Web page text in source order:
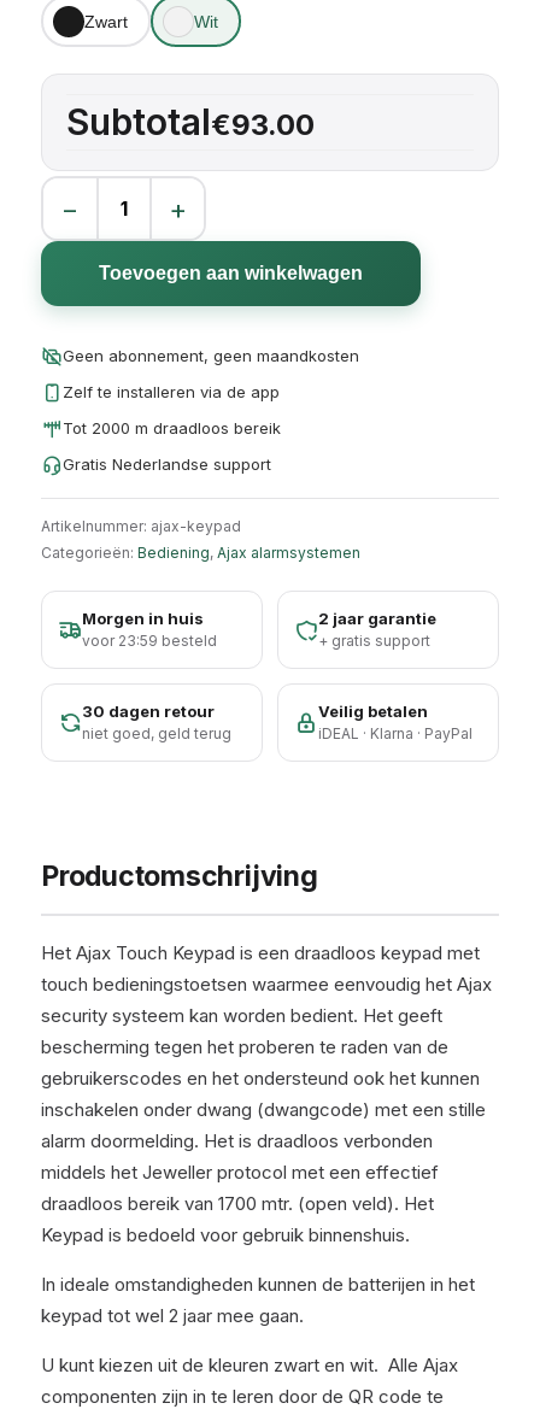
Zwart Wit
Subtotal€93.00
−
AJAX Keypad aantal
+
Toevoegen aan winkelwagen
Geen abonnement, geen maandkosten
Zelf te installeren via de app
Tot 2000 m draadloos bereik
Gratis Nederlandse support
Artikelnummer: ajax-keypad
Categorieën: Bediening, Ajax alarmsystemen
Morgen in huis
voor 23:59 besteld
2 jaar garantie
+ gratis support
30 dagen retour
niet goed, geld terug
Veilig betalen
iDEAL · Klarna · PayPal
Productomschrijving
Het Ajax Touch Keypad is een draadloos keypad met
touch bedieningstoetsen waarmee eenvoudig het Ajax
security systeem kan worden bedient. Het geeft
bescherming tegen het proberen te raden van de
gebruikerscodes en het ondersteund ook het kunnen
inschakelen onder dwang (dwangcode) met een stille
alarm doormelding. Het is draadloos verbonden
middels het Jeweller protocol met een effectief
draadloos bereik van 1700 mtr. (open veld). Het
Keypad is bedoeld voor gebruik binnenshuis.
In ideale omstandigheden kunnen de batterijen in het
keypad tot wel 2 jaar mee gaan.
U kunt kiezen uit de kleuren zwart en wit. Alle Ajax
componenten zijn in te leren door de QR code te